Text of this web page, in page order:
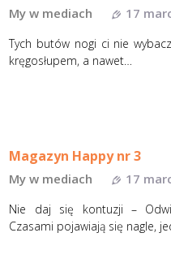
My w mediach 17
Tych butów nogi ci nie
kręgosłupem, a nawet…
Magazyn Happy nr 3
My w mediach 17
Nie daj się kontuzji –
Czasami pojawiają się nagle,